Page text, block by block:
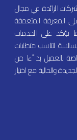
الرائدة في مجال
المعرفة المتعمقة
نؤكد على الخدمات
لتناسب متطلبات
بالعميل بد ًءا من
والحالية مع اختيار